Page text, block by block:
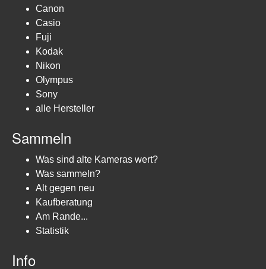
Canon
Casio
Fuji
Kodak
Nikon
Olympus
Sony
alle Hersteller
Sammeln
Was sind alte Kameras wert?
Was sammeln?
Alt gegen neu
Kaufberatung
Am Rande...
Statistik
Info